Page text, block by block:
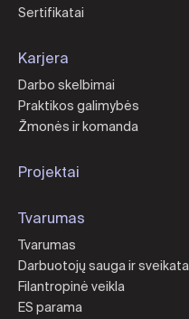
Sertifikatai
Karjera
Darbo skelbimai
Praktikos galimybės
Žmonės ir komanda
Projektai
Tvarumas
Tvarumas
Darbuotojų sauga ir sveikata
Filantropinė veikla
ES parama